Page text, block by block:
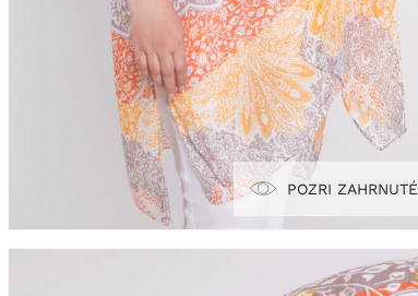
POZRI ZAHRNUTÉ